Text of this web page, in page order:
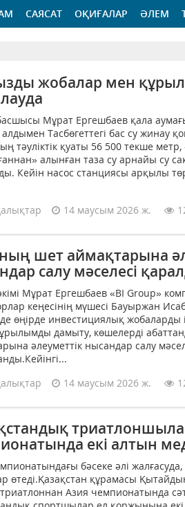
САЯСАТ ОҚИҒАЛАР ӘЛЕМ
жобалар мен
Мұрат Ергешбаев қала
Тасбөгеттегі бас су жинау
тәуліктік қуаты 56 500 текше
алынған таза су арнайы су
Кейін насос станциясы арқылы
14 маусым 2026 ж.
шет аймақтарына
салу мәселесі
Мұрат Ергешбаев «BI Group»
кеңесінің мүшесі Бауыржан
өңірде инвестициялық жобаларды
дамыту, көшелерді
әлеуметтік нысандар салу
14 маусым 2026 ж.
екі алтын
бәсеке әлі
өтеді.Қазақстан құрамасы
Азия чемпионатында